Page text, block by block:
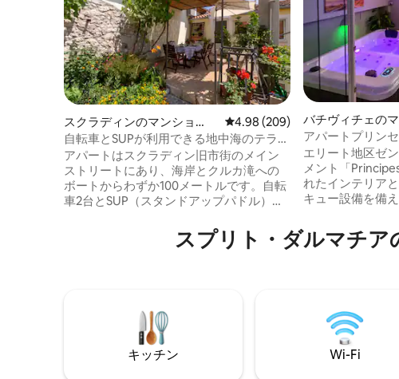
スクラディンのマンショ
ン・アパート
レビュー209件、5つ星中4.98つ
4.98 (209)
自転車とSUPが利用できる地中海のテラス
アパート
アパートはスクラディン旧市街のメイン
ストリートにあり、海岸とクルカ滝への
ボートからわずか100メートルです。自転
車2台とSUP（スタンドアップパドル）が
スタイルでのグリル料理が可能です。 ** 3
泊以上のご滞在の場合、クルカ川でのボ
テレビ エアコン リビングルーム＆ベッド
ルーム2： 2名様用ソファベッド - エアコ
バチヴィチェの
アパート
アパートプリン
エリート地区ゼ
メント「
れたインテリア
キュー設備を備
で、エアコンと
テンが備えられ
は、トステニク
からわずか300
級で閑静なエリア
スプリト・ダルマチア
キッチン Wi-Fi